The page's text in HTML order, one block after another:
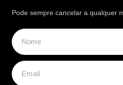
16:10 5 Agosto, 2026
Reformada espanhola
mensalmente uma pensão
preços cada vez
Pode sempre cancelar a qualquer